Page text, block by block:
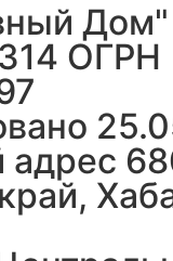
Дом"
ОГРН